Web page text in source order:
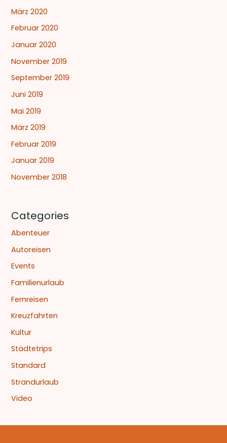
März 2020
Februar 2020
Januar 2020
November 2019
September 2019
Juni 2019
Mai 2019
März 2019
Februar 2019
Januar 2019
November 2018
Categories
Abenteuer
Autoreisen
Events
Familienurlaub
Fernreisen
Kreuzfahrten
Kultur
Städtetrips
Standard
Strandurlaub
Video